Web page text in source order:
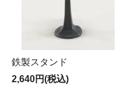
鉄製スタンド
2,640円(税込)